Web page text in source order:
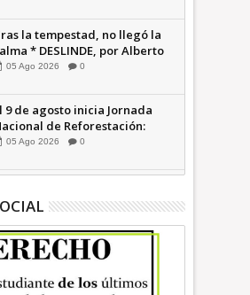
la tempestad, no llegó la
* DESLINDE, por Alberto
OPINIÓN
05 Ago 2026 0
9 de agosto inicia Jornada
de Reforestación:
Sheinbaum +Video
05 Ago 2026 0